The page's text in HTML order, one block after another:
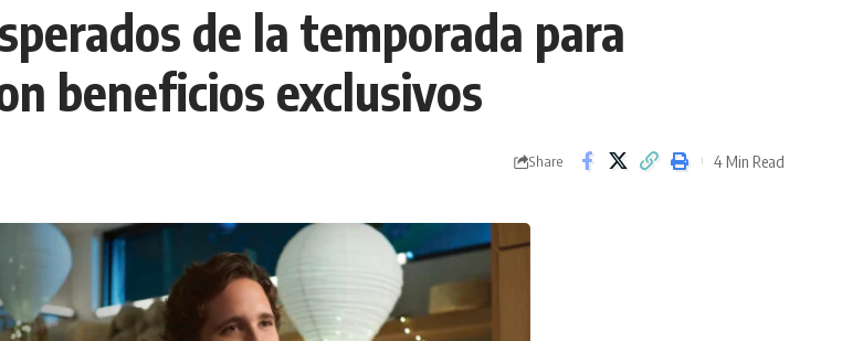
de la temporada para
beneficios exclusivos
Share 4 Min Read